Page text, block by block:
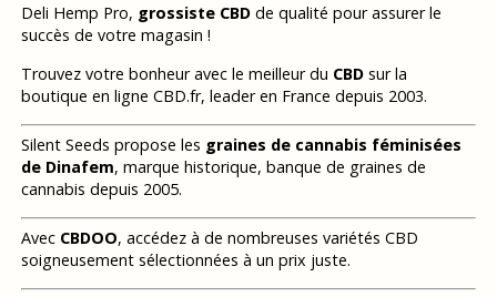
Deli Hemp Pro, grossiste CBDde qualité pour assurer le
succès de votre magasin !
Trouvez votre bonheur avec le meilleur du CBDsur la
boutique en ligne CBD.fr, leader en France depuis 2003.
Silent Seeds propose les graines de cannabis féminisées
de Dinafem, marque historique, banque de graines de
cannabis depuis 2005.
Avec CBDOO, accédez à de nombreuses variétés CBD
soigneusement sélectionnées à un prix juste.